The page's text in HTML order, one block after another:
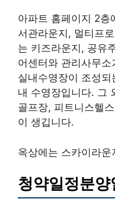
아파트 홈페이지 2층
서관라운지, 멀티프
는 키즈라운지, 공유
어센터와 관리사무
실내수영장이 조성
내 수영장입니다. 그
골프장, 피트니스헬
이 생깁니다.
옥상에는 스카이라
청약일정분양